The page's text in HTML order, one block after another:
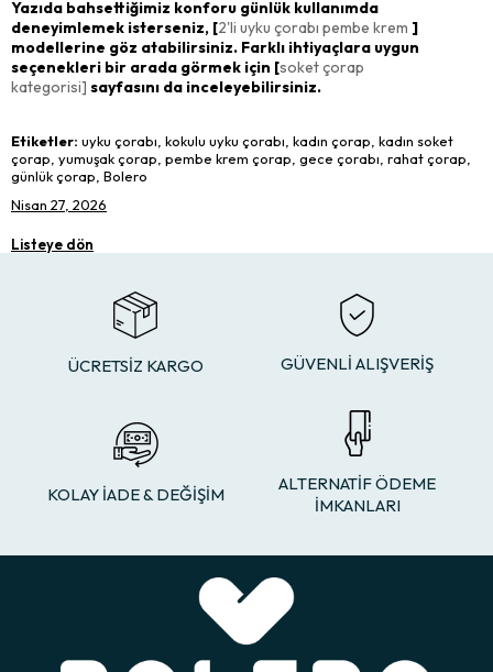
Yazıda bahsettiğimiz konforu günlük kullanımda
deneyimlemek isterseniz, [2'li uyku çorabı pembe krem ]
modellerine göz atabilirsiniz. Farklı ihtiyaçlara uygun
seçenekleri bir arada görmek için [soket çorap
kategorisi] sayfasını da inceleyebilirsiniz.
Etiketler: uyku çorabı, kokulu uyku çorabı, kadın çorap, kadın soket
çorap, yumuşak çorap, pembe krem çorap, gece çorabı, rahat çorap,
günlük çorap, Bolero
Nisan 27, 2026
Listeye dön
ÜCRETSİZ KARGO GÜVENLİ ALIŞVERİŞ
KOLAY İADE & DEĞİŞİM
ALTERNATİF ÖDEME
İMKANLARI